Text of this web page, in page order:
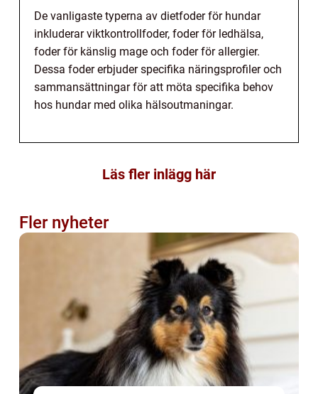
De vanligaste typerna av dietfoder för hundar
inkluderar viktkontrollfoder, foder för ledhälsa,
foder för känslig mage och foder för allergier.
Dessa foder erbjuder specifika näringsprofiler och
sammansättningar för att möta specifika behov
hos hundar med olika hälsoutmaningar.
Läs fler inlägg här
Fler nyheter